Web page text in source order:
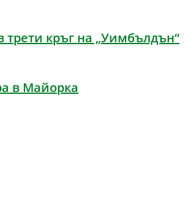
трети кръг на „Уимбълдън“
в Майорка